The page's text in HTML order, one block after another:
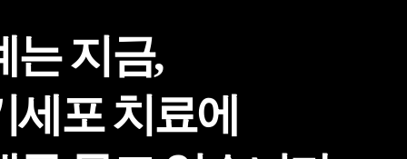
는 지금,
세포 치료에